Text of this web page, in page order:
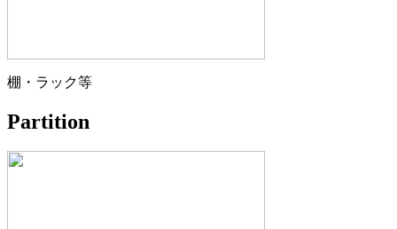
棚・ラック等
Partition